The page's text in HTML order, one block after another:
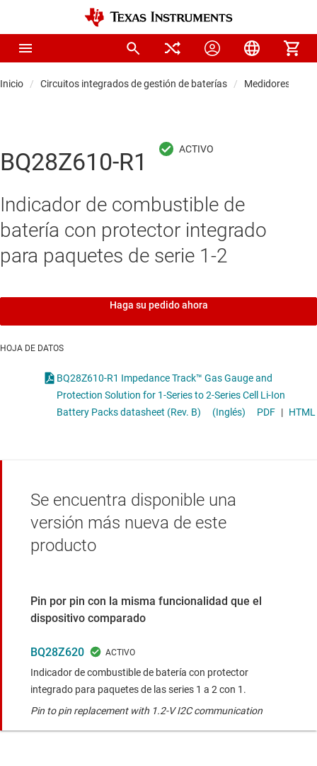
Inicio Circuitos integrados de gestión de baterías Medidores de
BQ28Z610-R1
Indicador de combustible de
batería con protector integrado
para paquetes de serie 1-2
Haga su pedido ahora
HOJA DE DATOS
BQ28Z610-R1 Impedance Track™ Gas Gauge and
Protection Solution for 1-Series to 2-Series Cell Li-Ion
Battery Packs datasheet (Rev. B)
(Inglés) PDF | HTML
Se encuentra disponible una
versión más nueva de este
producto
Pin por pin con la misma funcionalidad que el
dispositivo comparado
BQ28Z620
Indicador de combustible de batería con protector
integrado para paquetes de las series 1 a 2 con 1.
Pin to pin replacement with 1.2-V I2C communication